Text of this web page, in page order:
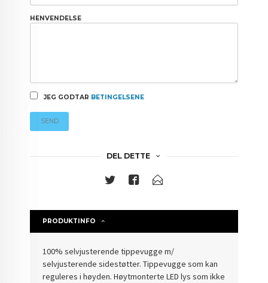
HENVENDELSE
JEG GODTAR BETINGELSENE
SEND
DEL DETTE
PRODUKTINFO
100% selvjusterende tippevugge m/
selvjusterende sidestøtter. Tippevugge som kan
reguleres i høyden. Høytmonterte LED lys som ikke